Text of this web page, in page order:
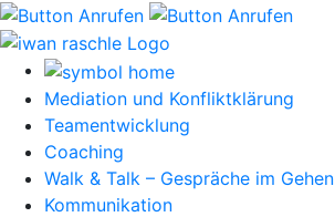
Mediation und Konfliktklärung
Teamentwicklung
Coaching
Walk & Talk – Gespräche im Gehen
Kommunikation